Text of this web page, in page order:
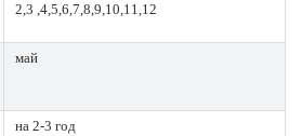
2,3 ,4,5,6,7,8,9,10,11,12
май
на 2-3 год